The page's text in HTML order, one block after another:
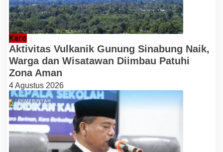
Karo
Aktivitas Vulkanik Gunung Sinabung Naik,
Warga dan Wisatawan Diimbau Patuhi
Zona Aman
4 Agustus 2026